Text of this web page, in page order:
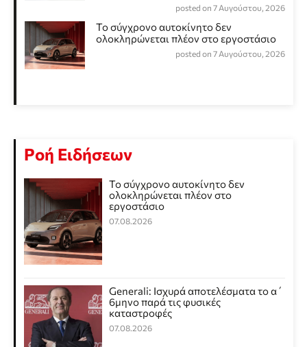
posted on 7 Αυγούστου, 2026
Το σύγχρονο αυτοκίνητο δεν
ολοκληρώνεται πλέον στο εργοστάσιο
posted on 7 Αυγούστου, 2026
Ροή Ειδήσεων
Το σύγχρονο αυτοκίνητο δεν
ολοκληρώνεται πλέον στο
εργοστάσιο
07.08.2026
Generali: Ισχυρά αποτελέσματα το α΄
6μηνο παρά τις φυσικές
καταστροφές
07.08.2026